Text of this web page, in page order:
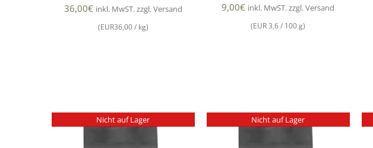
36,00€ inkl. MwST. zzgl. Versand
(EUR36,00 / kg)
9,00€ inkl. MwST. zzgl. Versand
(EUR 3,6 / 100 g)
Nicht auf Lager Nicht auf Lager